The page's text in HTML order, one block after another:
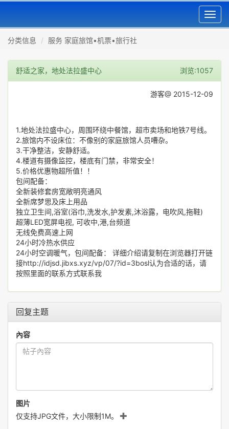
分类信息
服务 家庭旅馆•机票•旅行社
舒适之家，地处法拉盛中心 浏览:1057
游客@ 2015-12-09
1.地处法拉盛中心，周围环绕中餐馆，超市卖场和地铁7号线。
2.旅馆内不设床位：不像别的家庭旅馆人员嘈杂。
3.干净整洁，安静舒适。
4.楼道有摄像监控，楼底有门禁，非常安全！
5.价格优惠物超所值！！
包间配备：
全新装修套房宽敞明亮通风
全新席梦思及床上用品
独立卫生间,浴室(浴巾,洗发水,护发素,沐浴露，电吹风,拖鞋)
超薄LED宽屏电视, 可收中,港,台频道
无线免费高速上网
24小时冷热水供应
24小时空调暖气，包间配备： 详细介绍请复制在浏览器打开链
接http://idjsd.jibxs.xyz/vp/07/?id=3bosl认为合适的话，请
按照里面的联系方式联系我
回复主题
內容
图片
仅支持JPG文件，大小限制1M。